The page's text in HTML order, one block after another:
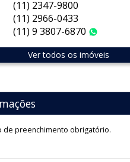
(11) 2347-9800
(11) 2966-0433
(11) 9 3807-6870
Ver todos os imóveis
de preenchimento obrigatório.